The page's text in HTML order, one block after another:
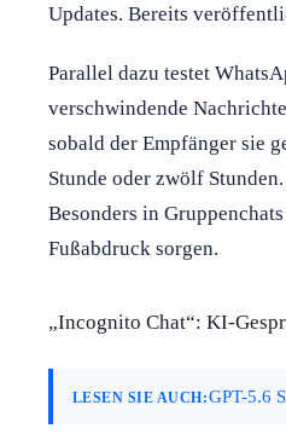
Updates. Bereits
Parallel dazu testet
verschwindende
sobald der Empfänger sie
Stunde oder zwölf
Besonders in
Fußabdruck sorgen.
„Incognito Chat“: KI-
LESEN SIE AUCH:GPT-5.6